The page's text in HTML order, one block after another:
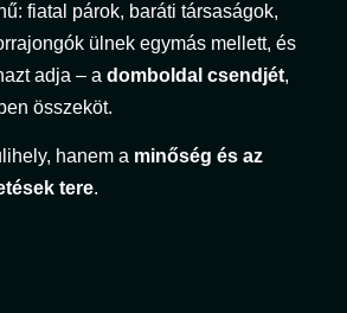
fiatal párok, baráti társaságok,
ülnek egymás mellett, és
adja – a domboldal csendjét,
összeköt.
hanem a minőség és az
tere.